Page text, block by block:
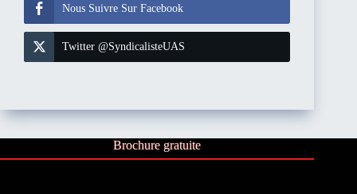
Nous Suivre Sur Facebook
Twitter @SyndicalisteUAS
Brochure gratuite